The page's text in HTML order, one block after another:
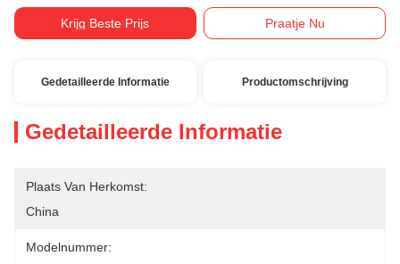
Krijg Beste Prijs Praatje Nu
Gedetailleerde Informatie Productomschrijving
Gedetailleerde Informatie
Plaats Van Herkomst:
China
Modelnummer: